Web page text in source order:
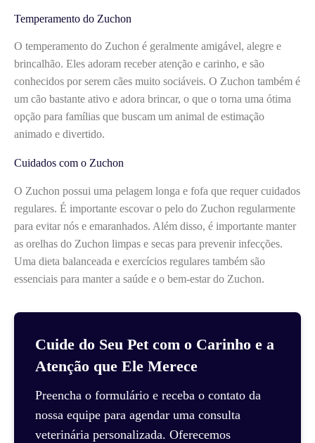
Temperamento do Zuchon
O temperamento do Zuchon é geralmente amigável, alegre e
brincalhão. Eles adoram receber atenção e carinho, e são
conhecidos por serem cães muito sociáveis. O Zuchon também é
um cão bastante ativo e adora brincar, o que o torna uma ótima
opção para famílias que buscam um animal de estimação
animado e divertido.
Cuidados com o Zuchon
O Zuchon possui uma pelagem longa e fofa que requer cuidados
regulares. É importante escovar o pelo do Zuchon regularmente
para evitar nós e emaranhados. Além disso, é importante manter
as orelhas do Zuchon limpas e secas para prevenir infecções.
Uma dieta balanceada e exercícios regulares também são
essenciais para manter a saúde e o bem-estar do Zuchon.
Cuide do Seu Pet com o Carinho e a
Atenção que Ele Merece
Preencha o formulário e receba o contato da
nossa equipe para agendar uma consulta
veterinária personalizada. Oferecemos